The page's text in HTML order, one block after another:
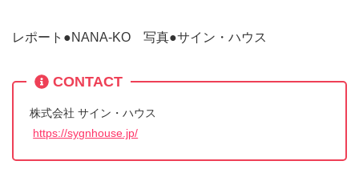
レポート●NANA-KO 写真●サイン・ハウス
CONTACT
株式会社 サイン・ハウス
https://sygnhouse.jp/